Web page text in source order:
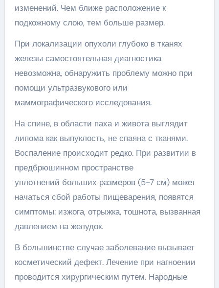
изменений. Чем ближе расположение к
подкожному слою, тем больше размер.
При локализации опухоли глубоко в тканях
железы самостоятельная диагностика
невозможна, обнаружить проблему можно при
помощи ультразвукового или
маммографического исследования.
На спине, в области паха и живота выглядит
липома как выпуклость, не спаяна с тканями.
Воспаление происходит редко. При развитии в
предбрюшинном пространстве
уплотнений больших размеров (5-7 см) может
начаться сбой работы пищеварения, появятся
симптомы: изжога, отрыжка, тошнота, вызванная
давлением на желудок.
В большинстве случае заболевание вызывает
косметический дефект. Лечение при нагноении
проводится хирургическим путем. Народные